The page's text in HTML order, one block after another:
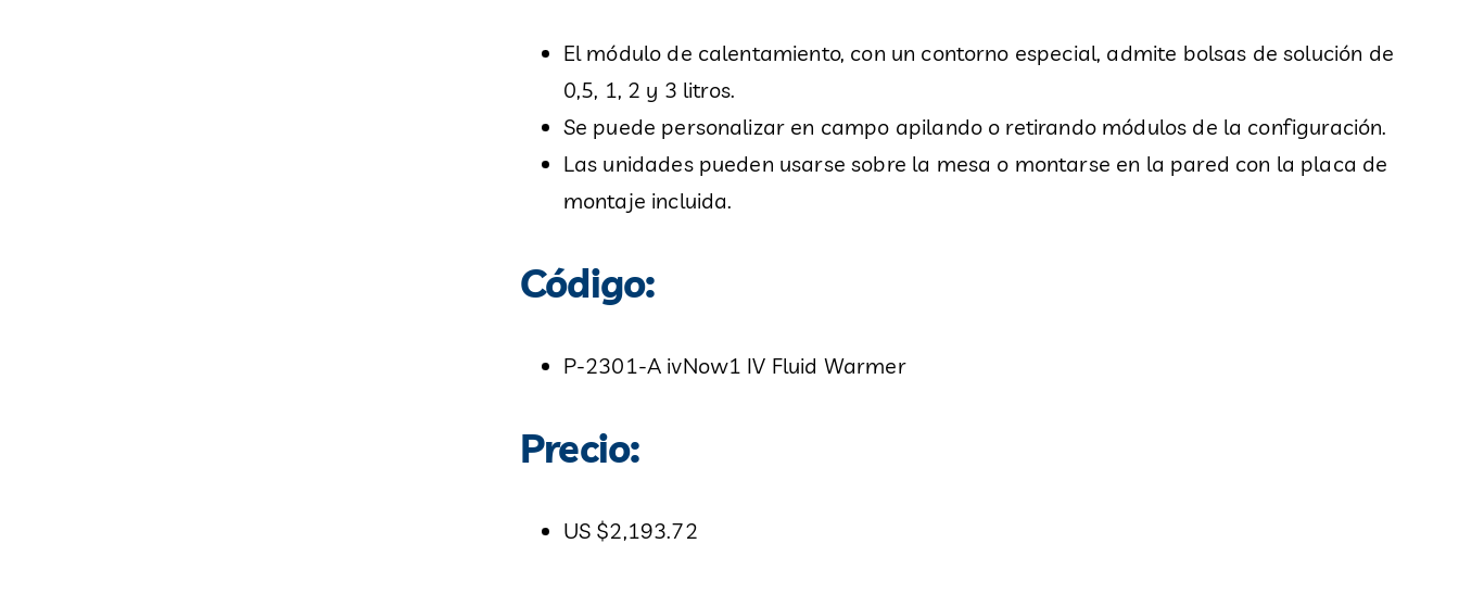
El módulo de calentamiento, con un contorno especial, admite bolsas de solución de
0,5, 1, 2 y 3 litros.
Se puede personalizar en campo apilando o retirando módulos de la configuración.
Las unidades pueden usarse sobre la mesa o montarse en la pared con la placa de
montaje incluida.
Código:
P-2301-A ivNow1 IV Fluid Warmer
Precio:
US $2,193.72